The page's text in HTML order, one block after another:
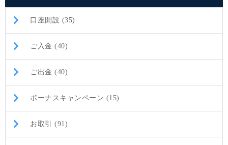
口座開設 (35)
ご入金 (40)
ご出金 (40)
ボーナスキャンペーン (15)
お取引 (91)